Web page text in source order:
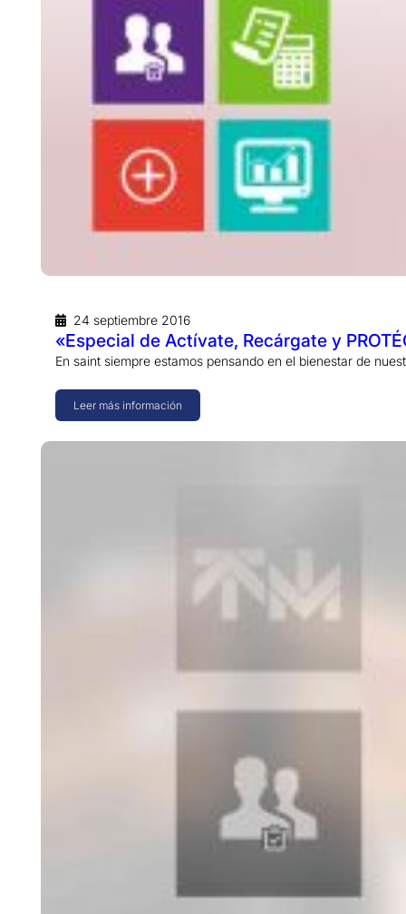
24 septiembre 2016
«Especial de Actívate, Recárgate y
En saint siempre estamos pensando en el bienestar de
Leer más información